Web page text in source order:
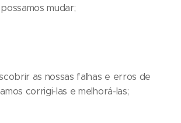
mudar;
as nossas falhas e erros de
corrigi-las e melhorá-las;